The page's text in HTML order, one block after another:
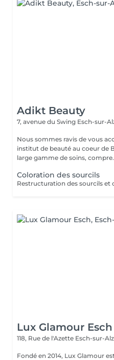
Adikt Beauty
7, avenue du Swing Esch-sur-
Nous sommes ravis de vous
institut de beauté au coeur de Belval. Nous
large gamme de soins,
Coloration des sourcils
Restructuration des sourcils et
Lux Glamour Esch
118, Rue de l'Azette Esch-sur-
Fondé en 2014, Lux Glamour